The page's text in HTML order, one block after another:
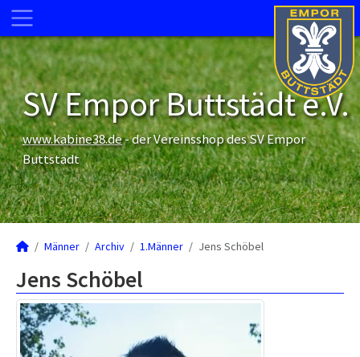
SV Empor Buttstädt e.V.
www.kabine38.de- der Vereinsshop des SV Empor
Buttstädt
Männer Archiv 1.Männer Jens Schöbel
Jens Schöbel